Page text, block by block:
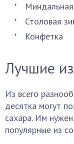
Миндальная
Столовая
Конфетка
Лучшие
Из всего
десятка могут
сахара. Им
популярные из